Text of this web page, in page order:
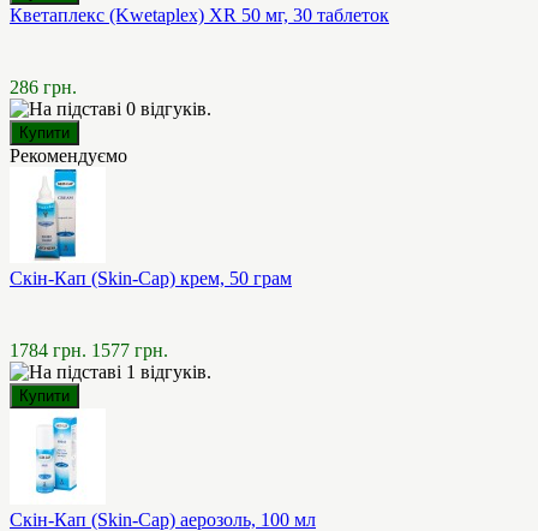
Кветаплекс (Kwetaplex) XR 50 мг, 30 таблеток
286 грн.
Рекомендуємо
Скін-Кап (Skin-Cap) крем, 50 грам
1784 грн. 1577 грн.
Скін-Кап (Skin-Cap) аерозоль, 100 мл